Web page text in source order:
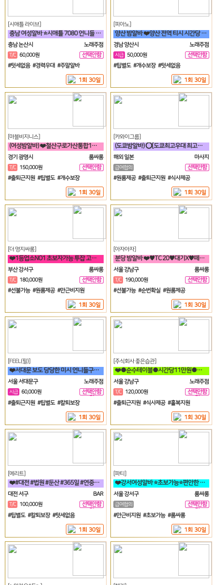
[시애틀 라이브]
충남 여성알바 ⭐시애틀 7080 언니들 구함⭐
충남 논산시
노래주점
T/C 60,000원
선택안함
일
#텃세없음 #경력우대 #주말알바
1회 30일
[피아노]
양산 밤알바 ❤️양산 전역 티시 시간당 5만원 30세 ~ 50세❤️
경남 양산시
노래주점
시급 50,000원
선택안함
일
#팁별도 #개수보장 #텃세없음
1회 30일
[마블비지니스]
(여성밤알바) ❤️철산구로가산통합1등❤️신규모집❤️
경기 광명시
룸싸롱
T/C 150,000원
선택안함
일
#출퇴근지원 #팁별도 #개수보장
1회 30일
[카와이그룹]
(도쿄밤알바) ⭕[도쿄최고우대 최고수입 최고안전보장]⭕
해외 일본
마사지
급여협의
선택안함
일
#원룸제공 #출퇴근지원 #식사제공
1회 30일
[더 명지싸롱]
❤️1등업소NO1 초보자가능 투잡 고페이갯수보장❤️
부산 강서구
룸싸롱
T/C 180,000원
선택안함
일
#선불가능 #원룸제공 #만근비지원
1회 30일
[아자아자]
분당 밤알바 ❤️♥TC 20♥대기X♥떼초X♥분당1등♥❤️
서울 강남구
룸싸롱
T/C 190,000원
선택안함
일
#선불가능 #순번확실 #원룸제공
1회 30일
[FEEL(필)]
❤️서대문 보도 당당한 미시 언니들구함 초보 직장인 투잡 알바도 가능❤️
서울 서대문구
노래주점
시급 60,000원
선택안함
일
#출퇴근지원 #팁별도 #칼퇴보장
1회 30일
[주식회사 좋은습관]
❤️●순수테이블●시간당11만원●갯수보장제●❤️
서울 강남구
노래주점
T/C 120,000원
선택안함
일
#출퇴근지원 #식사제공 #홀복지원
1회 30일
[메리트]
❤️#대전 #법원 #둔산 #365일 #연중무휴 #초보자환영 #당일지급 #
대전 서구
BAR
T/C 100,000원
선택안함
일
#팁별도 #칼퇴보장 #텃세없음
1회 30일
[파티]
❤️강서여성알바 ⭐초보가능⭐편안한 분위기에서 일하실분❤️
서울 강서구
룸싸롱
급여협의
선택안함
일
#만근비지원 #초보가능 #룸싸롱
1회 30일